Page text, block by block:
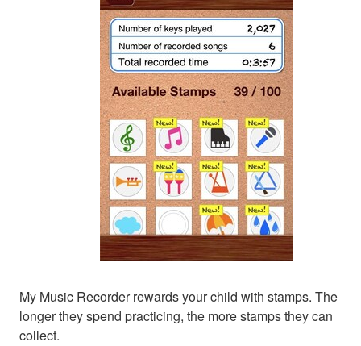
My Music Recorder rewards your child with stamps. The
longer they spend practicing, the more stamps they can
collect.